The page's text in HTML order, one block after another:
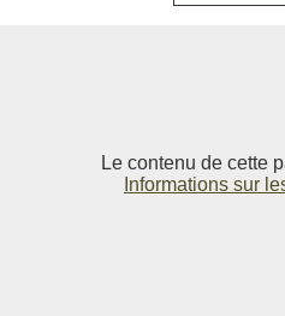
Le contenu de cette
Informations sur